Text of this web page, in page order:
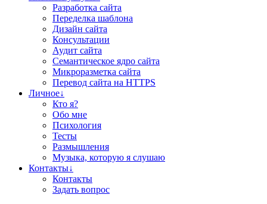
Разработка сайта
Переделка шаблона
Дизайн сайта
Консультации
Аудит сайта
Семантическое ядро сайта
Микроразметка сайта
Перевод сайта на HTTPS
Личное↓
Кто я?
Обо мне
Психология
Тесты
Размышления
Музыка, которую я слушаю
Контакты↓
Контакты
Задать вопрос